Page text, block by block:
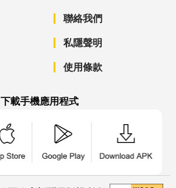
聯絡我們
私隱聲明
使用條款
下載手機應用程式